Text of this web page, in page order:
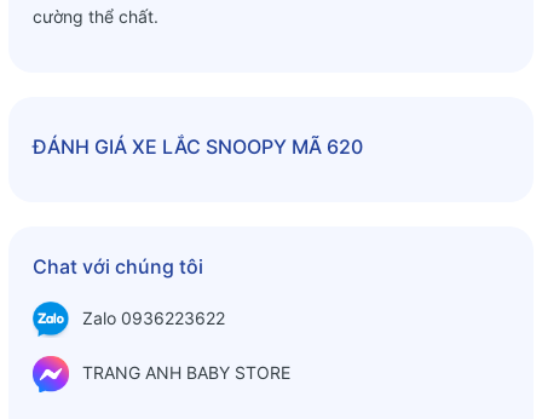
cường thể chất.
ĐÁNH GIÁ XE LẮC SNOOPY MÃ 620
Chat với chúng tôi
Zalo 0936223622
TRANG ANH BABY STORE